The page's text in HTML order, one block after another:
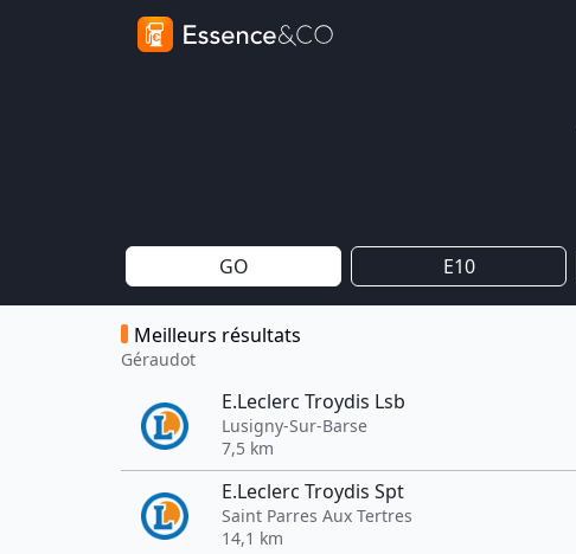
GO E10
Meilleurs résultats
Géraudot
E.Leclerc Troydis Lsb
Lusigny-Sur-Barse
7,5 km
E.Leclerc Troydis Spt
Saint Parres Aux Tertres
14,1 km